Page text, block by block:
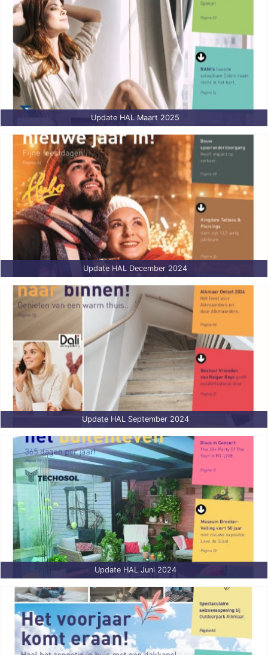
Update HAL Maart 2025
Update HAL December 2024
Update HAL September 2024
Update HAL Juni 2024